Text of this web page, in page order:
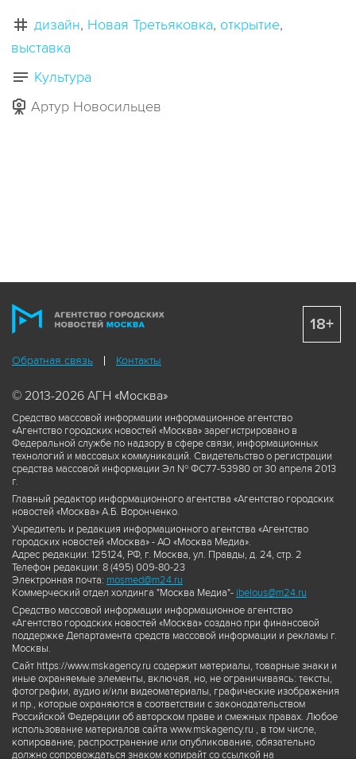
дизайн Новая Третьяковка открытие
выставка
Культура
Артур Новосильцев
Обратная связь Контакты
© 2013-2026 АГН «Москва»
Средство массовой информации информационное агентство
«Агентство городских новостей «Москва» зарегистрировано в
Федеральной службе по надзору в сфере связи, информационных
технологий и массовых коммуникаций. Свидетельство о регистрации
средства массовой информации Эл № ФС77-53980 от 30 апреля 2013
г.
Главный редактор информационного агентства «Агентство городских
новостей «Москва» А.Б. Воронченко.
Учредитель и редакция информационного агентства «Агентство
городских новостей «Москва» - АО «Москва Медиа».
Адрес редакции: 125124, РФ, г. Москва, ул. Правды, д. 24, стр. 2
Телефон редакции: 8 (495) 009-80-23
Электронная почта: mosmed@m24.ru
Коммерческий отдел холдинга "Москва Медиа"- ibelous@m24.ru
Средство массовой информации информационное агентство
«Агентство городских новостей «Москва» создано при финансовой
поддержке Департамента средств массовой информации и рекламы г.
Москвы.
Сайт https://www.mskagency.ru содержит материалы, товарные знаки и
иные охраняемые элементы, включая, но, не ограничиваясь: тексты,
фотографии, аудио и/или видеоматериалы, графические изображения
и пр., которые охраняются в соответствии с законодательством
Российской Федерации об авторском праве и смежных правах. Любое
использование материалов сайта www.mskagency.ru , в том числе,
копирование, распространение или опубликование, обязательно
должно сопровождаться знаком копирайт со ссылкой на
18+